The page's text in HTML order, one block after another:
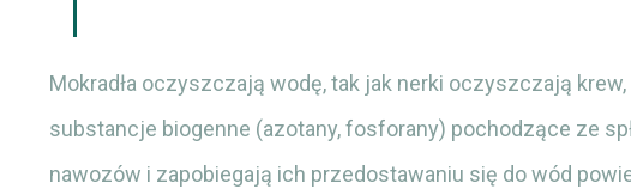
Mokradła oczyszczają wodę, tak jak nerki oczyszczają krew,
substancje biogenne (azotany, fosforany) pochodzące ze
nawozów i zapobiegają ich przedostawaniu się do wód